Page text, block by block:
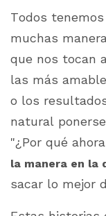
Todos
muchas
que nos tocan
las más
o los
natural
"¿Por qué
la manera en la
sacar lo mejor